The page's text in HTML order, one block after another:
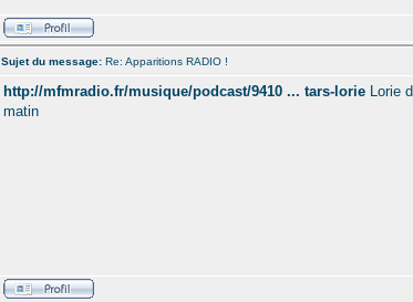
Sujet du message: Re: Apparitions RADIO !
http://mfmradio.fr/musique/podcast/9410 ... tars-lorie Lorie
matin